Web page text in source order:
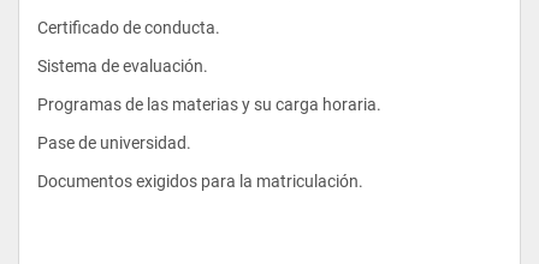
Certificado de conducta.
Sistema de evaluación.
Programas de las materias y su carga horaria.
Pase de universidad.
Documentos exigidos para la matriculación.